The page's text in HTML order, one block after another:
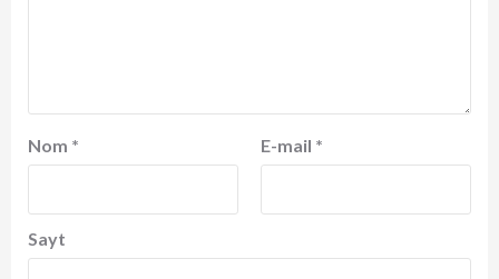
Nom * E-mail *
Sayt